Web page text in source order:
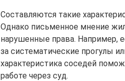
Составляются такие
Однако письменное мнение
нарушенные права. Например,
за систематические прогулы
характеристика соседей
работе через суд.